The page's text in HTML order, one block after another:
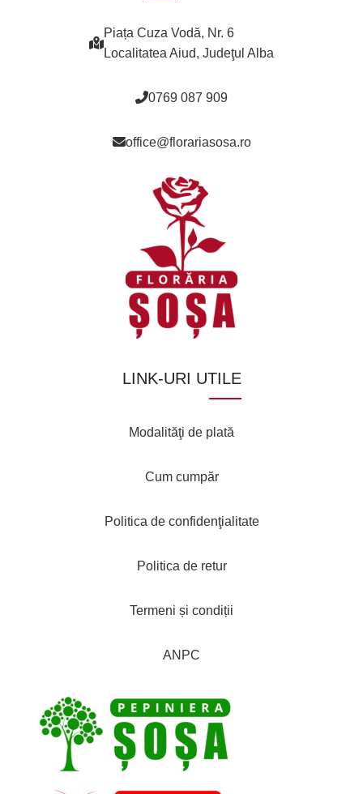
Piața Cuza Vodă, Nr. 6
Localitatea Aiud, Judeţul Alba
0769 087 909
office@florariasosa.ro
LINK-URI UTILE
Modalităţi de plată
Cum cumpăr
Politica de confidenţialitate
Politica de retur
Termeni și condiții
ANPC